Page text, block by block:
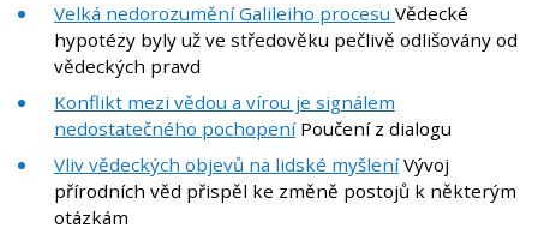
Velká nedorozumění Galileiho procesu Vědecké
hypotézy byly už ve středověku pečlivě odlišovány od
vědeckých pravd
Konflikt mezi vědou a vírou je signálem
nedostatečného pochopeníPoučení z dialogu
Vliv vědeckých objevů na lidské myšleníVývoj
přírodních věd přispěl ke změně postojů k některým
otázkám